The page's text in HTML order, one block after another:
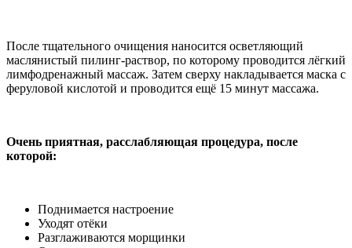
После тщательного очищения наносится осветляющий
маслянистый пилинг-раствор, по которому проводится лёгкий
лимфодренажный массаж. Затем сверху накладывается маска с
феруловой кислотой и проводится ещё 15 минут массажа.
Очень приятная, расслабляющая процедура, после
которой:
Поднимается настроение
Уходят отёки
Разглаживаются морщинки